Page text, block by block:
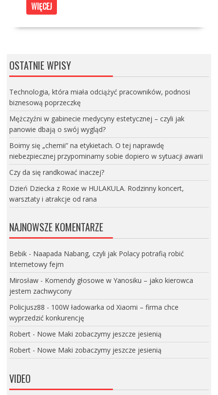
WIĘCEJ
OSTATNIE WPISY
Technologia, która miała odciążyć pracowników, podnosi
biznesową poprzeczkę
Mężczyźni w gabinecie medycyny estetycznej – czyli jak
panowie dbają o swój wygląd?
Boimy się „chemii” na etykietach. O tej naprawdę
niebezpiecznej przypominamy sobie dopiero w sytuacji awarii
Czy da się randkować inaczej?
Dzień Dziecka z Roxie w HULAKULA. Rodzinny koncert,
warsztaty i atrakcje od rana
NAJNOWSZE KOMENTARZE
Bebik- Naapada Nabang, czyli jak Polacy potrafią robić
Internetowy fejm
Mirosław- Komendy głosowe w Yanosiku – jako kierowca
jestem zachwycony
Policjusz88 - 100W ładowarka od Xiaomi – firma chce
wyprzedzić konkurencję
Robert- Nowe Maki zobaczymy jeszcze jesienią
Robert- Nowe Maki zobaczymy jeszcze jesienią
VIDEO